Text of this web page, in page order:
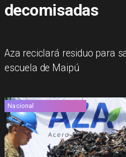
decomisadas
Aza reciclará residuo para
escuela de Maipú
Nacional